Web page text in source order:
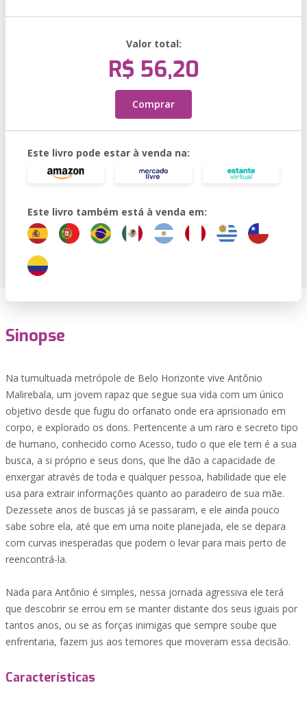
Valor total:
R$ 56,20
Comprar
Este livro pode estar à venda na:
Este livro também está à venda em:
Sinopse
Na tumultuada metrópole de Belo Horizonte vive Antônio
Malirebala, um jovem rapaz que segue sua vida com um único
objetivo desde que fugiu do orfanato onde era aprisionado em
corpo, e explorado os dons. Pertencente a um raro e secreto tipo
de humano, conhecido como Acesso, tudo o que ele tem é a sua
busca, a si próprio e seus dons, que lhe dão a capacidade de
enxergar através de toda e qualquer pessoa, habilidade que ele
usa para extrair informações quanto ao paradeiro de sua mãe.
Dezessete anos de buscas já se passaram, e ele ainda pouco
sabe sobre ela, até que em uma noite planejada, ele se depara
com curvas inesperadas que podem o levar para mais perto de
reencontrá-la.
Nada para Antônio é simples, nessa jornada agressiva ele terá
que descobrir se errou em se manter distante dos seus iguais por
tantos anos, ou se as forças inimigas que sempre soube que
enfrentaria, fazem jus aos temores que moveram essa decisão.
Características